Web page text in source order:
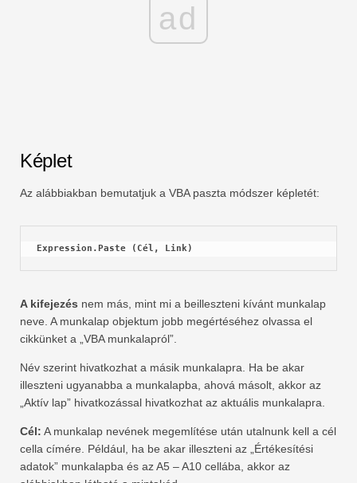
ad
Képlet
Az alábbiakban bemutatjuk a VBA paszta módszer képletét:
Expression.Paste (Cél, Link)
A kifejezés nem más, mint mi a beilleszteni kívánt munkalap
neve. A munkalap objektum jobb megértéséhez olvassa el
cikkünket a „VBA munkalapról”.
Név szerint hivatkozhat a másik munkalapra. Ha be akar
illeszteni ugyanabba a munkalapba, ahová másolt, akkor az
„Aktív lap” hivatkozással hivatkozhat az aktuális munkalapra.
Cél: A munkalap nevének megemlítése után utalnunk kell a cél
cella címére. Például, ha be akar illeszteni az „Értékesítési
adatok” munkalapba és az A5 – A10 cellába, akkor az